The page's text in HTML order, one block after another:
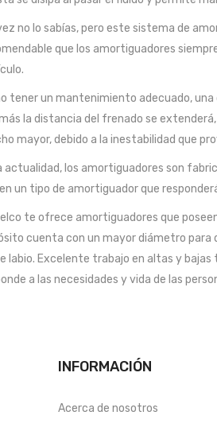
no lo sabías, pero este sistema de
que los amortiguadores
tener un mantenimiento adecuado,
la distancia del frenado se
mayor, debido a la inestabilidad que
actualidad, los amortiguadores son
un tipo de amortiguador que
te ofrece amortiguadores que
cuenta con un mayor diámetro para
labio. Excelente trabajo en altas y
a las necesidades y vida de las
INFORMACIÓN
Acerca de nosotros